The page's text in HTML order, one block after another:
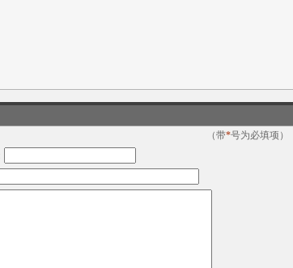
（带*号为必填项）